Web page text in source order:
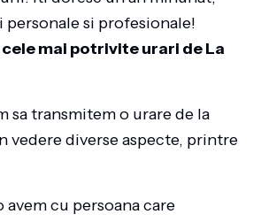
si profesionale!
mai potrivite urari de La
sa transmitem o urare de la
vedere diverse aspecte, printre
avem cu persoana care